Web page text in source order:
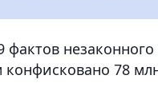
фактов
конфисковано 78